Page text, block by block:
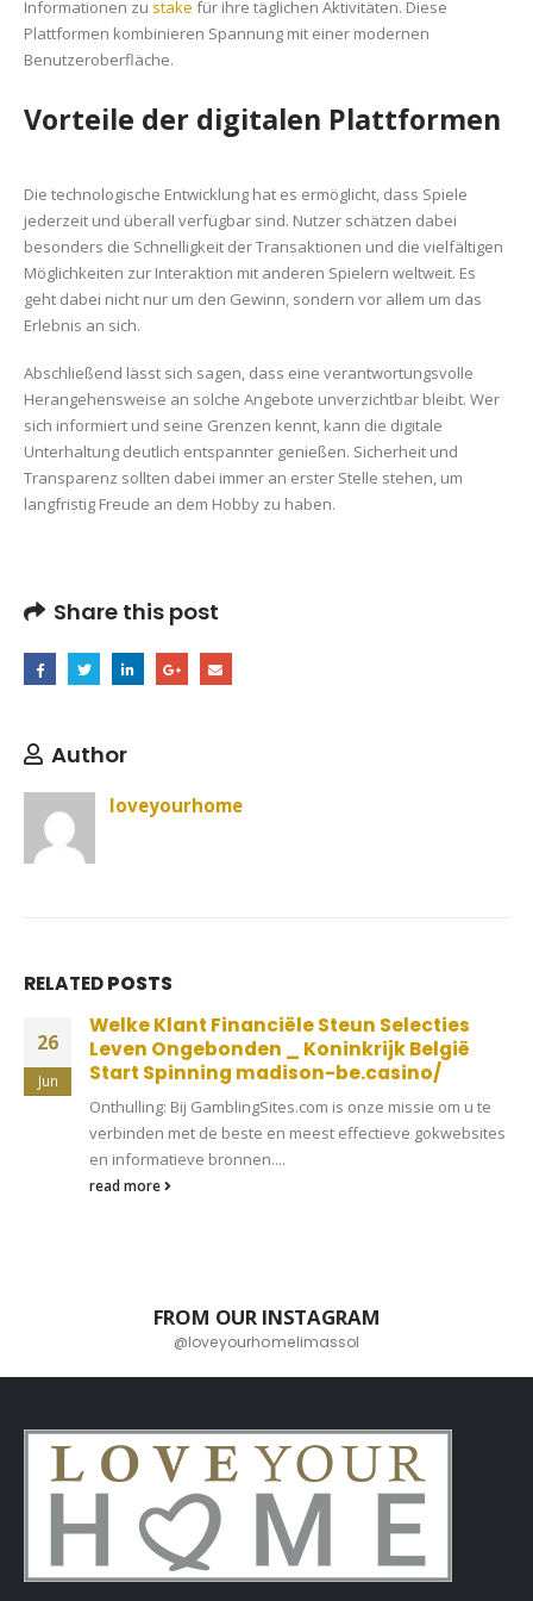
Stake
Welt
Informationen zu stake für ihre täglichen Aktivitäten. Diese
Plattformen kombinieren Spannung mit einer modernen
Benutzeroberfläche.
Vorteile der digitalen Plattformen
Die technologische Entwicklung hat es ermöglicht, dass Spiele
jederzeit und überall verfügbar sind. Nutzer schätzen dabei
besonders die Schnelligkeit der Transaktionen und die vielfältigen
Möglichkeiten zur Interaktion mit anderen Spielern weltweit. Es
geht dabei nicht nur um den Gewinn, sondern vor allem um das
Erlebnis an sich.
Abschließend lässt sich sagen, dass eine verantwortungsvolle
Herangehensweise an solche Angebote unverzichtbar bleibt. Wer
sich informiert und seine Grenzen kennt, kann die digitale
Unterhaltung deutlich entspannter genießen. Sicherheit und
Transparenz sollten dabei immer an erster Stelle stehen, um
langfristig Freude an dem Hobby zu haben.
Share this post
Author
loveyourhome
RELATEDPOSTS
26
Jun
Welke Klant Financiële Steun Selecties
Leven Ongebonden _ Koninkrijk België
Start Spinning madison-be.casino/
Onthulling: Bij GamblingSites.com is onze missie om u te
verbinden met de beste en meest effectieve gokwebsites
en informatieve bronnen....
read more
FROM OUR INSTAGRAM
@loveyourhomelimassol